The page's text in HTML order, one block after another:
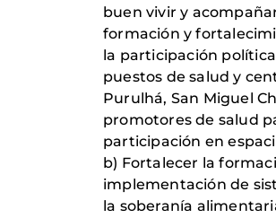
buen vivir y
formación y
la participación
puestos de salud y
Purulhá, San Miguel
promotores de salud
participación en
b) Fortalecer la
implementación de
la soberanía